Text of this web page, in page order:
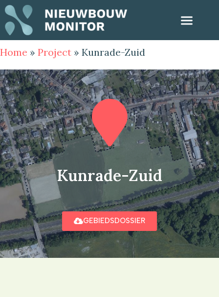
Home » Project » Kunrade-Zuid
Kunrade-Zuid
GEBIEDSDOSSIER